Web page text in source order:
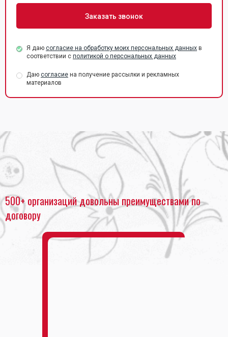
Я даю согласие на обработку моих персональных данных в
соответствии с политикой о персональных данных
Даю согласие на получение рассылки и рекламных
материалов
Главная
Накатка на основу
500+ организаций довольны преимуществами по
договору